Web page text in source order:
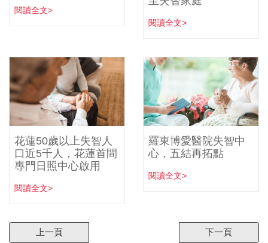
閱讀全文>
閱讀全文>
花蓮50歲以上失智人
口近5千人，花蓮首間
專門日照中心啟用
閱讀全文>
羅東博愛醫院失智中
心，五結再拓點
閱讀全文>
上一頁 下一頁